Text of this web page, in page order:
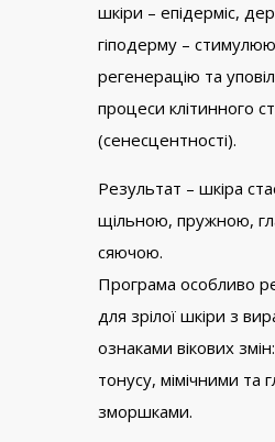
шкіри – епідерміс,
гіподерму –
регенерацію та
процеси клітинного
(сенесцентності).
Результат – шкіра
щільною, пружною,
сяючою.
Програма особливо
для зрілої шкіри з
ознаками вікових
тонусу, мімічними та
зморшками.